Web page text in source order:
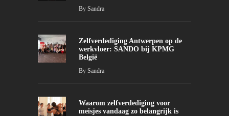
By Sandra
Zelfverdediging Antwerpen op de
werkvloer: SANDO bij KPMG
België
By Sandra
Waarom zelfverdediging voor
meisjes vandaag zo belangrijk is